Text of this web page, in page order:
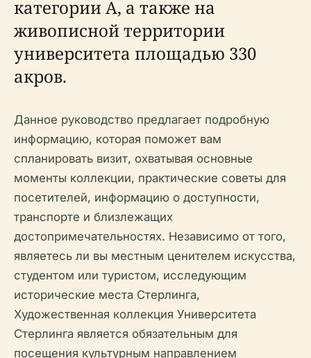
категории A, а также на
живописной территории
университета площадью 330
акров.
Данное руководство предлагает подробную
информацию, которая поможет вам
спланировать визит, охватывая основные
моменты коллекции, практические советы для
посетителей, информацию о доступности,
транспорте и близлежащих
достопримечательностях. Независимо от того,
являетесь ли вы местным ценителем искусства,
студентом или туристом, исследующим
исторические места Стерлинга,
Художественная коллекция Университета
Стерлинга является обязательным для
посещения культурным направлением